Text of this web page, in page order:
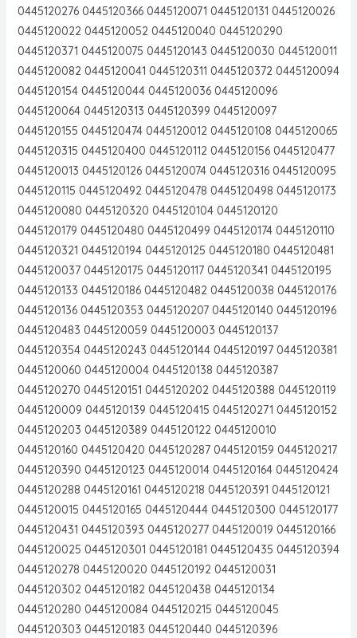
0445120276 0445120366 0445120071 0445120131 0445120026
0445120022 0445120052 0445120040 0445120290
0445120371 0445120075 0445120143 0445120030 0445120011
0445120082 0445120041 0445120311 0445120372 0445120094
0445120154 0445120044 0445120036 0445120096
0445120064 0445120313 0445120399 0445120097
0445120155 0445120474 0445120012 0445120108 0445120065
0445120315 0445120400 0445120112 0445120156 0445120477
0445120013 0445120126 0445120074 0445120316 0445120095
0445120115 0445120492 0445120478 0445120498 0445120173
0445120080 0445120320 0445120104 0445120120
0445120179 0445120480 0445120499 0445120174 0445120110
0445120321 0445120194 0445120125 0445120180 0445120481
0445120037 0445120175 0445120117 0445120341 0445120195
0445120133 0445120186 0445120482 0445120038 0445120176
0445120136 0445120353 0445120207 0445120140 0445120196
0445120483 0445120059 0445120003 0445120137
0445120354 0445120243 0445120144 0445120197 0445120381
0445120060 0445120004 0445120138 0445120387
0445120270 0445120151 0445120202 0445120388 0445120119
0445120009 0445120139 0445120415 0445120271 0445120152
0445120203 0445120389 0445120122 0445120010
0445120160 0445120420 0445120287 0445120159 0445120217
0445120390 0445120123 0445120014 0445120164 0445120424
0445120288 0445120161 0445120218 0445120391 0445120121
0445120015 0445120165 0445120444 0445120300 0445120177
0445120431 0445120393 0445120277 0445120019 0445120166
0445120025 0445120301 0445120181 0445120435 0445120394
0445120278 0445120020 0445120192 0445120031
0445120302 0445120182 0445120438 0445120134
0445120280 0445120084 0445120215 0445120045
0445120303 0445120183 0445120440 0445120396